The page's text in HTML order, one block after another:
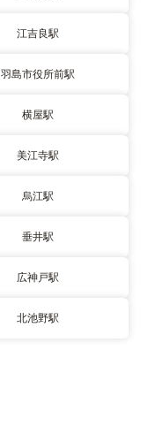
江吉良駅
羽島市役所前駅
横屋駅
美江寺駅
烏江駅
垂井駅
広神戸駅
北池野駅